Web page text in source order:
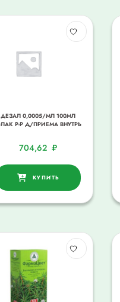
ДЕЗАЛ 0,0005/МЛ 100МЛ
Р-Р Д/ПРИЕМА ВНУТРЬ
704,62₽
КУПИТЬ